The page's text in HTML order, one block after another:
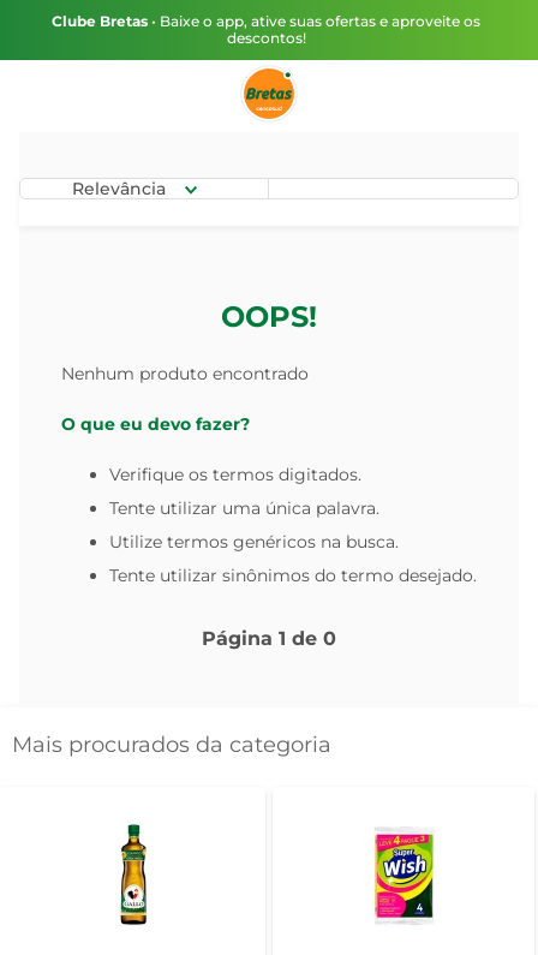
Clube Bretas • Baixe o app, ative suas ofertas e aproveite os
descontos!
Relevância
OOPS!
Nenhum produto encontrado
O que eu devo fazer?
Verifique os termos digitados.
Tente utilizar uma única palavra.
Utilize termos genéricos na busca.
Tente utilizar sinônimos do termo desejado.
Página 1 de 0
Mais procurados da categoria